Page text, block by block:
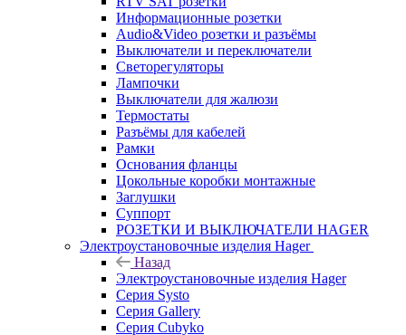
Информационные розетки
Audio&Video розетки и разъёмы
Выключатели и переключатели
Светорегуляторы
Лампочки
Выключатели для жалюзи
Термостаты
Разъёмы для кабелей
Рамки
Основания фланцы
Цокольные коробки монтажные
Заглушки
Суппорт
РОЗЕТКИ И ВЫКЛЮЧАТЕЛИ HAGER
Электроустановочные изделия Hager
Назад
Электроустановочные изделия Hager
Серия Systo
Серия Gallery
Серия Cubyko